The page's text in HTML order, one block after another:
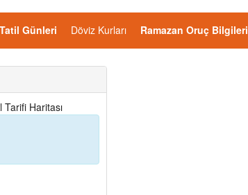
Günleri Döviz Kurları Ramazan Oruç Bilgileri
Haritası